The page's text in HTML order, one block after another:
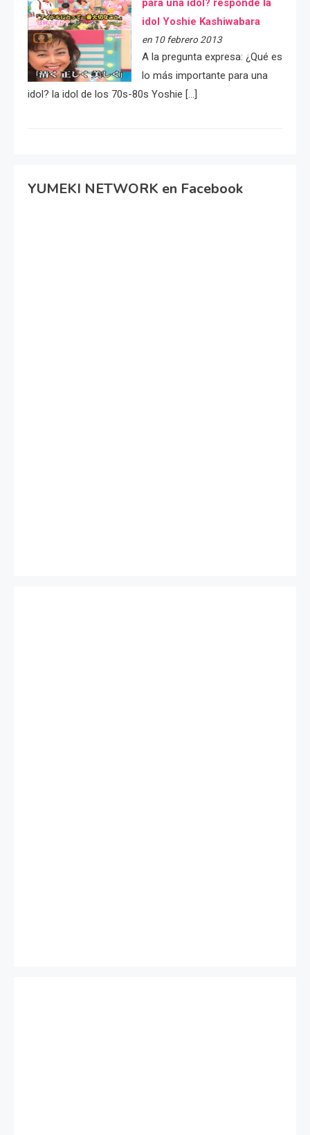
para una idol? responde la
idol Yoshie Kashiwabara
en 10 febrero 2013
A la pregunta expresa: ¿Qué es
lo más importante para una
idol? la idol de los 70s-80s Yoshie […]
YUMEKI NETWORK en Facebook